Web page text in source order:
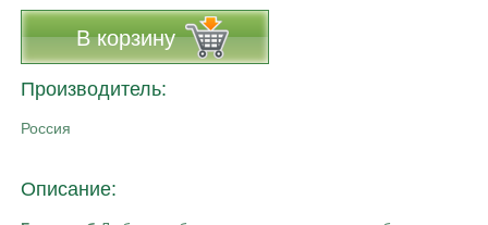
В корзину
Производитель:
Россия
Описание: